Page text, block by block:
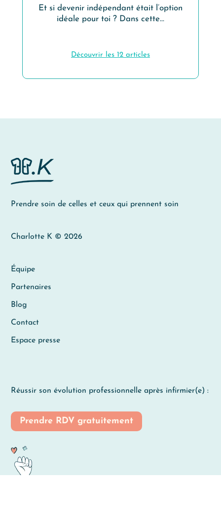
Et si devenir indépendant était l’option
idéale pour toi ? Dans cette…
Découvrir les 12articles
Prendre soin de celles et ceux qui prennent soin
Charlotte K © 2026
Équipe
Partenaires
Blog
Contact
Espace presse
Réussir son évolution professionnelle après infirmier(e) :
Prendre RDV gratuitement